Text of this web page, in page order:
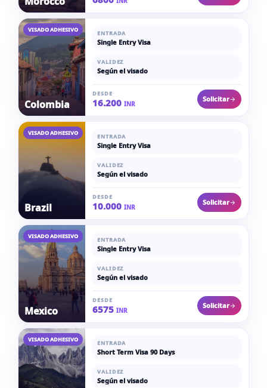
VISADO ADHESIVO
Colombia
ENTRADA
Single Entry Visa
VALIDEZ
Según el visado
DESDE
16.200 INR
Solicitar
VISADO ADHESIVO
Brazil
ENTRADA
Single Entry Visa
VALIDEZ
Según el visado
DESDE
10.000 INR
Solicitar
VISADO ADHESIVO
Mexico
ENTRADA
Single Entry Visa
VALIDEZ
Según el visado
DESDE
6575 INR
Solicitar
VISADO ADHESIVO ENTRADA
Short Term Visa 90 Days
VALIDEZ
Según el visado